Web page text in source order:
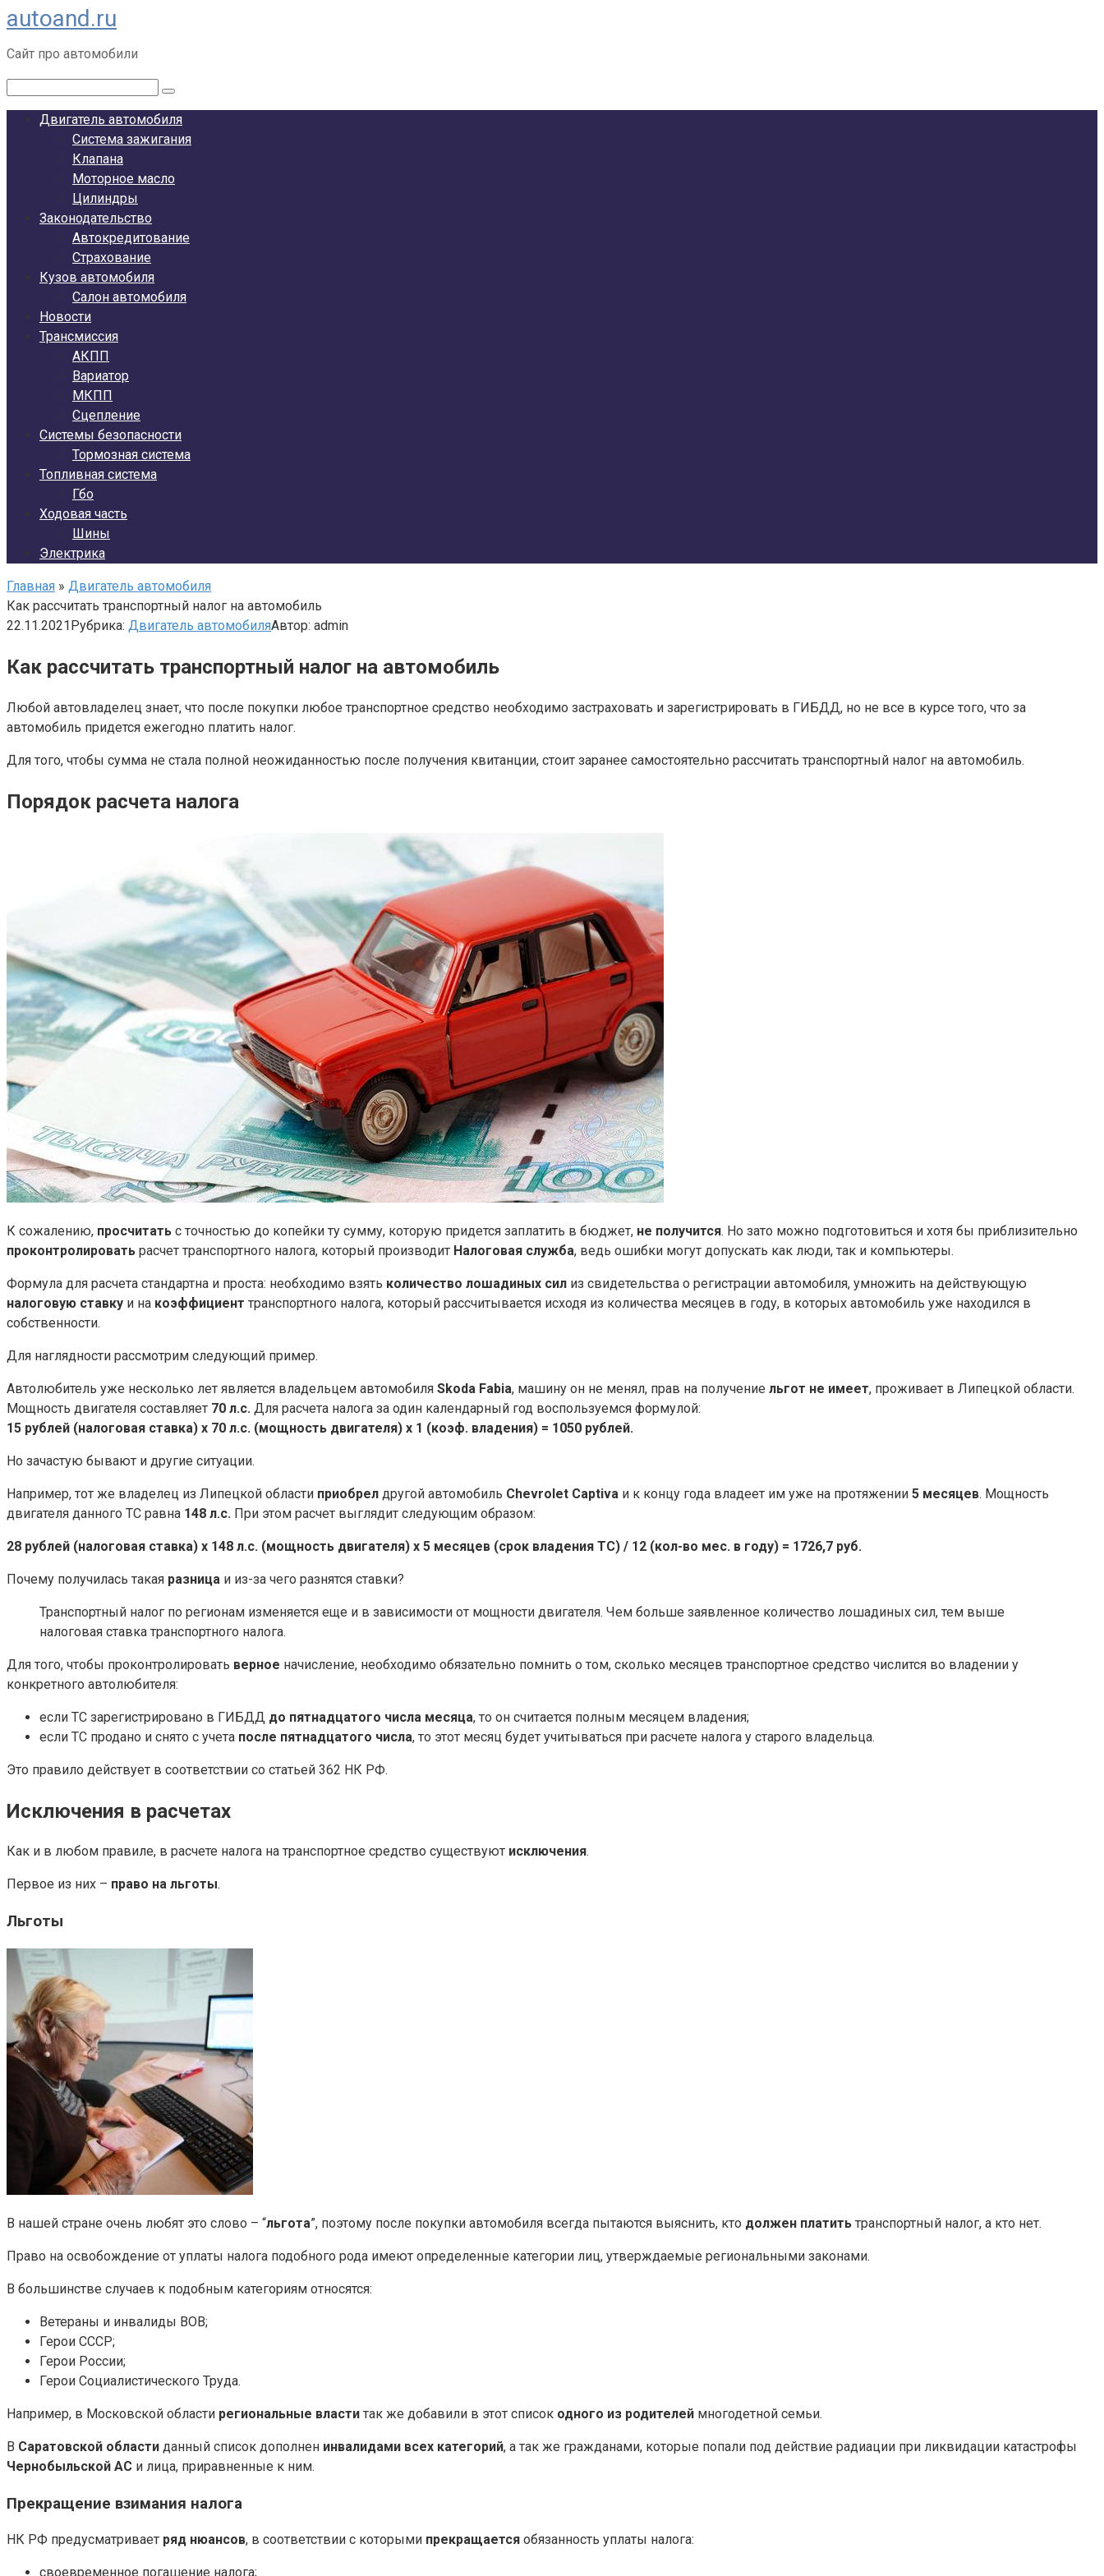
Перейти
к
контенту
autoand.ru
Сайт про автомобили
Двигатель автомобиля
Система зажигания
Клапана
Моторное масло
Цилиндры
Законодательство
Автокредитование
Страхование
Кузов автомобиля
Салон автомобиля
Новости
Трансмиссия
АКПП
Вариатор
МКПП
Сцепление
Системы безопасности
Тормозная система
Топливная система
Гбо
Ходовая часть
Шины
Электрика
Главная » Двигатель автомобиля
Как рассчитать транспортный налог на автомобиль
22.11.2021Рубрика: Двигатель автомобиляАвтор: admin
Как рассчитать транспортный налог на автомобиль
Любой автовладелец знает, что после покупки любое транспортное средство необходимо застраховать и зарегистрировать в ГИБДД, но не все в курсе того, что за
автомобиль придется ежегодно платить налог.
Для того, чтобы сумма не стала полной неожиданностью после получения квитанции, стоит заранее самостоятельно рассчитать транспортный налог на автомобиль.
Порядок расчета налога
К сожалению, просчитать с точностью до копейки ту сумму, которую придется заплатить в бюджет, не получится. Но зато можно подготовиться и хотя бы приблизительно
проконтролировать расчет транспортного налога, который производит Налоговая служба, ведь ошибки могут допускать как люди, так и компьютеры.
Формула для расчета стандартна и проста: необходимо взять количество лошадиных сил из свидетельства о регистрации автомобиля, умножить на действующую
налоговую ставку и на коэффициент транспортного налога, который рассчитывается исходя из количества месяцев в году, в которых автомобиль уже находился в
собственности.
Для наглядности рассмотрим следующий пример.
Автолюбитель уже несколько лет является владельцем автомобиля Skoda Fabia, машину он не менял, прав на получение льгот не имеет, проживает в Липецкой области.
Мощность двигателя составляет 70 л.с. Для расчета налога за один календарный год воспользуемся формулой:
15 рублей (налоговая ставка) х 70 л.с. (мощность двигателя) х 1 (коэф. владения) = 1050 рублей.
Но зачастую бывают и другие ситуации.
Например, тот же владелец из Липецкой области приобрел другой автомобиль Chevrolet Captiva и к концу года владеет им уже на протяжении 5 месяцев. Мощность
двигателя данного ТС равна 148 л.с. При этом расчет выглядит следующим образом:
28 рублей (налоговая ставка) х 148 л.с. (мощность двигателя) х 5 месяцев (срок владения ТС) / 12 (кол-во мес. в году) = 1726,7 руб.
Почему получилась такая разница и из-за чего разнятся ставки?
Транспортный налог по регионам изменяется еще и в зависимости от мощности двигателя. Чем больше заявленное количество лошадиных сил, тем выше
налоговая ставка транспортного налога.
Для того, чтобы проконтролировать верное начисление, необходимо обязательно помнить о том, сколько месяцев транспортное средство числится во владении у
конкретного автолюбителя:
если ТС зарегистрировано в ГИБДД до пятнадцатого числа месяца, то он считается полным месяцем владения;
если ТС продано и снято с учета после пятнадцатого числа, то этот месяц будет учитываться при расчете налога у старого владельца.
Это правило действует в соответствии со статьей 362 НК РФ.
Исключения в расчетах
Как и в любом правиле, в расчете налога на транспортное средство существуют исключения.
Первое из них – право на льготы.
Льготы
В нашей стране очень любят это слово – “льгота”, поэтому после покупки автомобиля всегда пытаются выяснить, кто должен платить транспортный налог, а кто нет.
Право на освобождение от уплаты налога подобного рода имеют определенные категории лиц, утверждаемые региональными законами.
В большинстве случаев к подобным категориям относятся:
Ветераны и инвалиды ВОВ;
Герои СССР;
Герои России;
Герои Социалистического Труда.
Например, в Московской области региональные власти так же добавили в этот список одного из родителей многодетной семьи.
В Саратовской области данный список дополнен инвалидами всех категорий, а так же гражданами, которые попали под действие радиации при ликвидации катастрофы
Чернобыльской АС и лица, приравненные к ним.
Прекращение взимания налога
НК РФ предусматривает ряд нюансов, в соответствии с которыми прекращается обязанность уплаты налога:
своевременное погашение налога;